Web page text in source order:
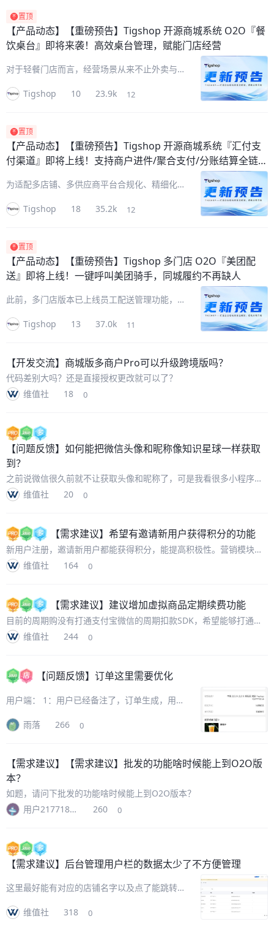
置顶
【产品动态】
【重磅预告】Tigshop 开源商城系统 O2O『餐
饮桌台』即将来袭！高效桌台管理，赋能门店经营
对于轻餐门店而言，经营场景从来不止外卖与自
数字化经营的短板。Tigshop 开源商城系统
Tigshop 10 23.9k 12
置顶
【产品动态】
【重磅预告】Tigshop 开源商城系统『汇付支
付渠道』即将上线！支持商户进件/聚合支付/分账结算全链路
为适配多店铺、多供应商平台合规化、精细化运
商城系统即将全新接入汇付斗拱平台支付体系。
Tigshop 18 35.2k 12
置顶
【产品动态】
【重磅预告】Tigshop 多门店 O2O『美团配
送』即将上线！一键呼叫美团骑手，同城履约不再缺人
此前，多门店版本已上线员工配送管理功能，不
现在，Tigshop『美团配送』即将重磅上线！接
Tigshop 13 37.0k 11
【开发交流】 商城版多商户Pro可以升级跨境版吗？
代码差别大吗？还是直接授权更改就可以了？
维值社
18 0
【问题反馈】 如何能把微信头像和昵称像知识星球一样获取
到？
之前说微信很久前就不让获取头像和昵称了，可是我看很多小程序比
如商场的，知识星球的都可以正常获取
维值社 20 0
【需求建议】 希望有邀请新用户获得积分的功能
新用户注册，邀请新用户都能获得积分，能提高积极性。营销模块的
功能延迟满足太多，而且牵扯到商家是否愿意让渡利润，要即时满
足。
维值社 164 0
【需求建议】 建议增加虚拟商品定期续费功能
目前的周期购没有打通支付宝微信的周期扣款SDK，希望能够打通，
像订阅服务一样提高用户续订率，减少重复订购动作
维值社 244 0
【问题反馈】订单这里需要优化
用户端： 1：用户已经备注了，订单生成，用户
后，点击进去都是一样的申请售后，建议：把整
雨落 266 0
【需求建议】
【需求建议】批发的功能啥时候能上到O2O版
本？
如题，请问下批发的功能啥时候能上到O2O版本？
用户217718994039096706
260 0
【需求建议】 后台管理用户栏的数据太少了不方便管理
这里最好能有对应的店铺名字以及点了能跳转，
维值社
318 0